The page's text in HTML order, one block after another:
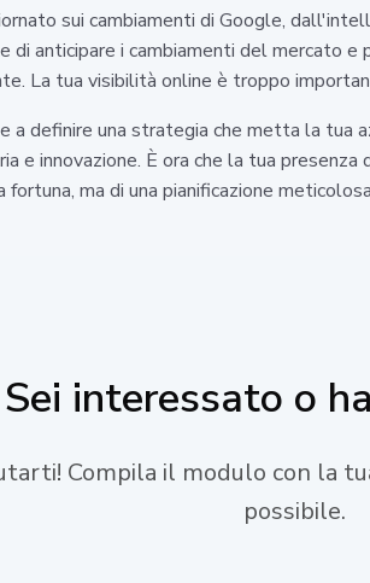
sui cambiamenti di Google,
anticipare i cambiamenti del mercato
La tua visibilità online è troppo
a definire una strategia che metta la tua
e innovazione. È ora che la tua
ma di una pianificazione
Sei interessato o
Compila il modulo con la
possibile.